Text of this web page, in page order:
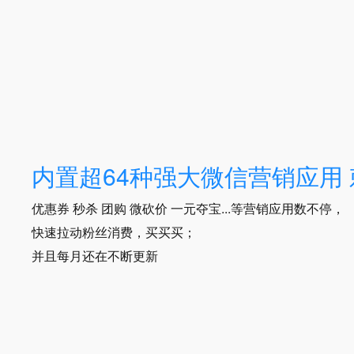
内置超64种强大微信营销应用
优惠券 秒杀 团购 微砍价 一元夺宝...等营销应用数不停，
快速拉动粉丝消费，买买买；
并且每月还在不断更新